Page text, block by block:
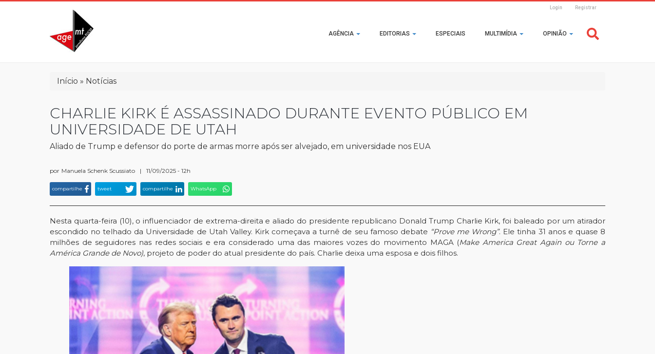
Login Registrar
Main
navigation
AGÊNCIA EDITORIAS ESPECIAIS MULTIMÍDIA OPINIÃO
Trilha
navegação
Início Notícias
CHARLIE KIRK É ASSASSINADO DURANTE EVENTO PÚBLICO EM
UNIVERSIDADE DE UTAH
Aliado de Trump e defensor do porte de armas morre após ser alvejado, em universidade nos EUA
por Manuela Schenk Scussiato | 11/09/2025 - 12h
compartilhe tweet compartilhe WhatsApp
Nesta quarta-feira (10), o influenciador de extrema-direita e aliado do presidente republicano Donald Trump Charlie Kirk, foi baleado por um atirador
escondido no telhado da Universidade de Utah Valley. Kirk começava a turnê de seu famoso debate “Prove me Wrong”. Ele tinha 31 anos e quase 8
milhões de seguidores nas redes sociais e era considerado uma das maiores vozes do movimento MAGA (Make America Great Again ou Torne a
América Grande de Novo), projeto de poder do atual presidente do país. Charlie deixa uma esposa e dois filhos.